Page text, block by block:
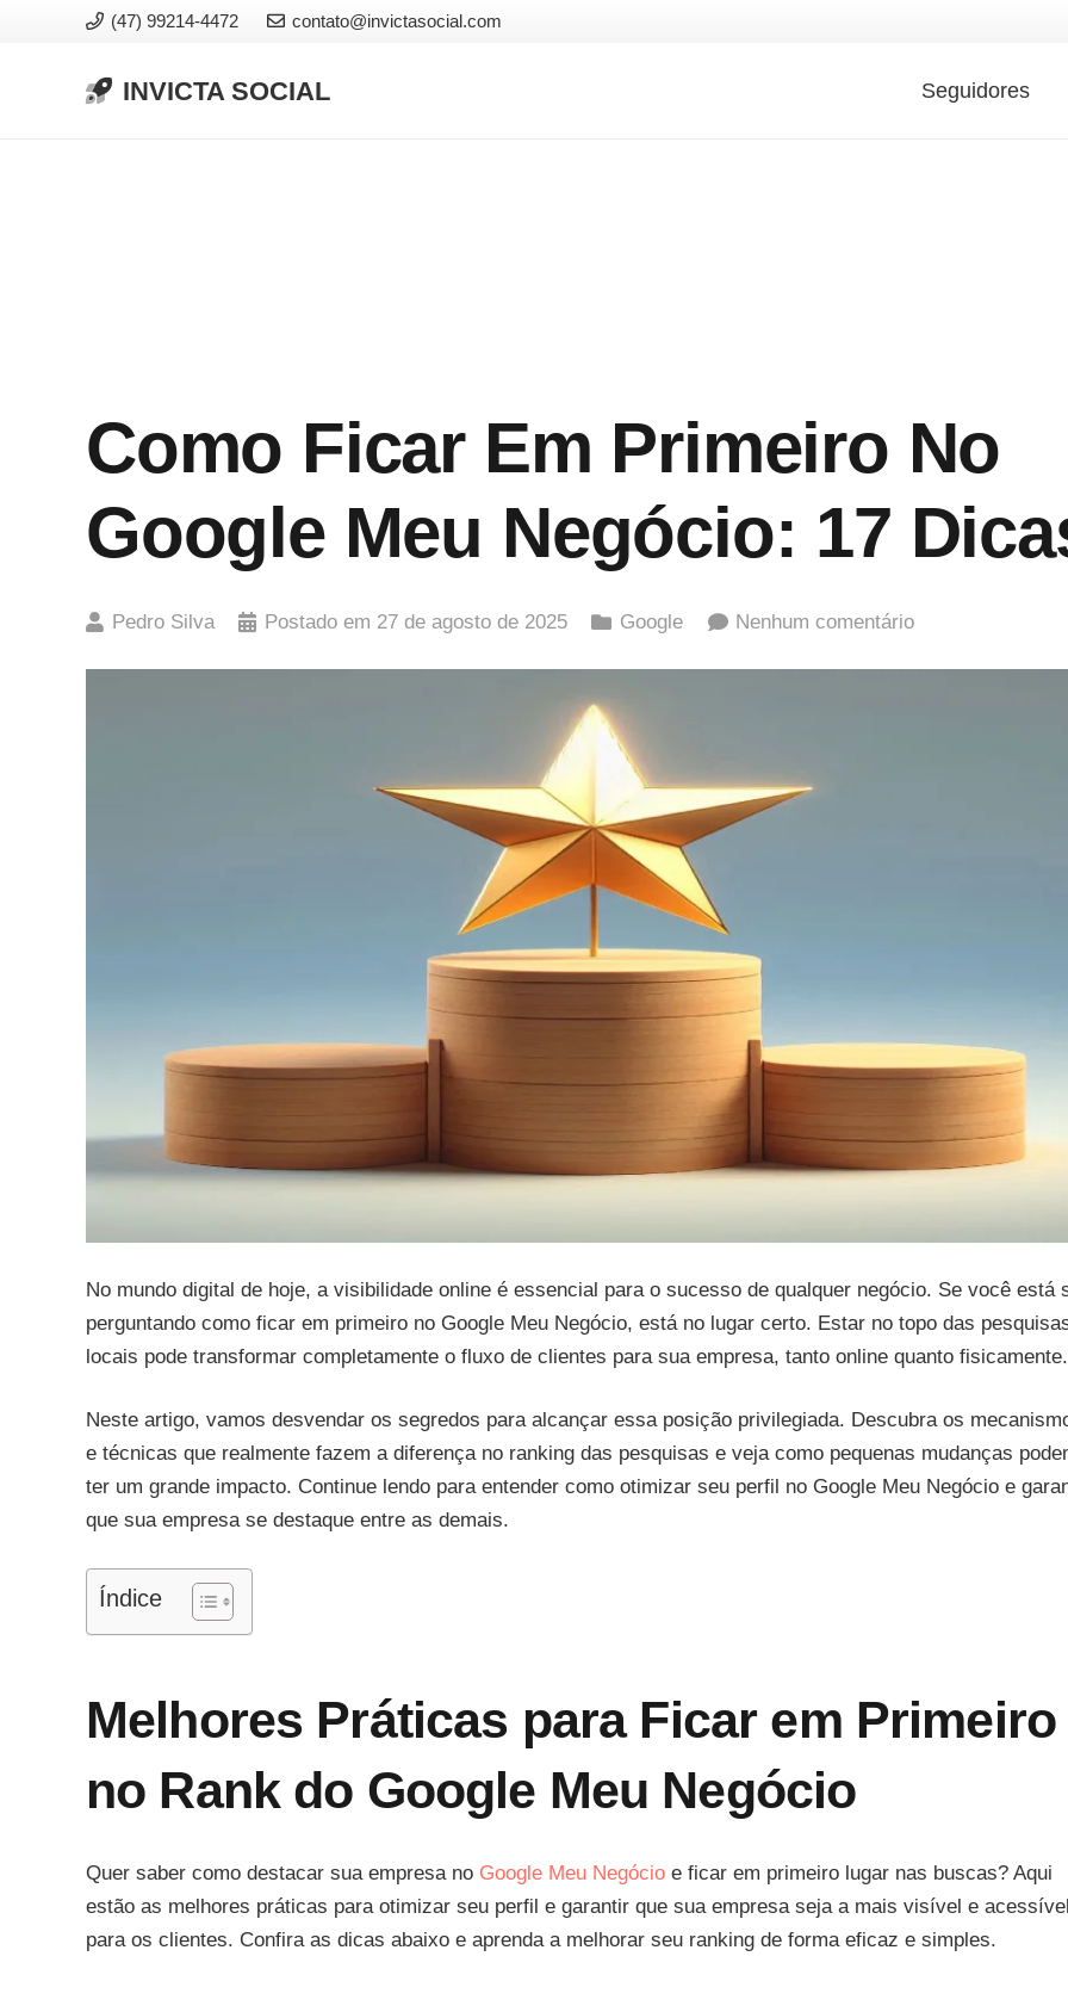
(47) 99214-4472 contato@invictasocial.com
INVICTA SOCIAL Seguidores
Como Ficar Em Primeiro No
Google Meu Negócio: 17
Pedro Silva Postado em 27 de agosto de 2025 Google Nenhum comentário
No mundo digital de hoje, a visibilidade online é essencial para o sucesso de qualquer negócio. Se você está
perguntando como ficar em primeiro no Google Meu Negócio, está no lugar certo. Estar no topo das
locais pode transformar completamente o fluxo de clientes para sua empresa, tanto online quanto fisicamente.
Neste artigo, vamos desvendar os segredos para alcançar essa posição privilegiada. Descubra os
e técnicas que realmente fazem a diferença no ranking das pesquisas e veja como pequenas mudanças
ter um grande impacto. Continue lendo para entender como otimizar seu perfil no Google Meu Negócio e
que sua empresa se destaque entre as demais.
Índice
Melhores Práticas para Ficar em Primeiro
no Rank do Google Meu Negócio
Quer saber como destacar sua empresa no Google Meu Negócio e ficar em primeiro lugar nas buscas? Aqui
estão as melhores práticas para otimizar seu perfil e garantir que sua empresa seja a mais visível e acessível
para os clientes. Confira as dicas abaixo e aprenda a melhorar seu ranking de forma eficaz e simples.